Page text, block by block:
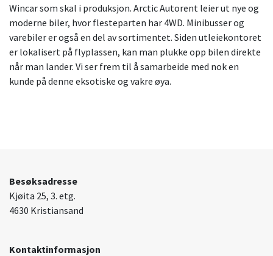
Wincar som skal i produksjon. Arctic Autorent leier ut nye og
moderne biler, hvor flesteparten har 4WD. Minibusser og
varebiler er også en del av sortimentet. Siden utleiekontoret
er lokalisert på flyplassen, kan man plukke opp bilen direkte
når man lander. Vi ser frem til å samarbeide med nok en
kunde på denne eksotiske og vakre øya.
Besøksadresse
Kjøita 25, 3. etg.
4630 Kristiansand
Kontaktinformasjon